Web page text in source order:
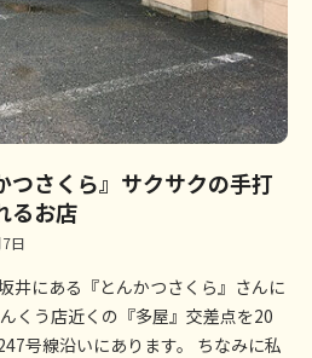
つさくら』サクサクの手打
るお店
日
井にある『とんかつさくら』さんに
くう店近くの『多屋』交差点を20
号線沿いにあります。 ちなみに私